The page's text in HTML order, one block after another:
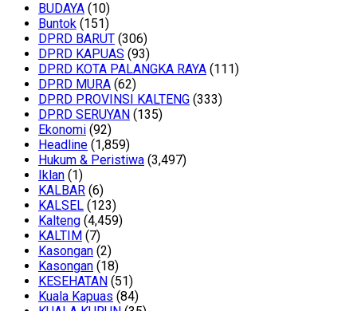
BUDAYA (10)
Buntok (151)
DPRD BARUT (306)
DPRD KAPUAS (93)
DPRD KOTA PALANGKA RAYA (111)
DPRD MURA (62)
DPRD PROVINSI KALTENG (333)
DPRD SERUYAN (135)
Ekonomi (92)
Headline (1,859)
Hukum & Peristiwa (3,497)
Iklan (1)
KALBAR (6)
KALSEL (123)
Kalteng (4,459)
KALTIM (7)
Kasongan (2)
Kasongan (18)
KESEHATAN (51)
Kuala Kapuas (84)